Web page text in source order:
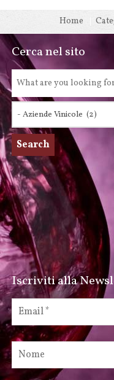
Home
Cerca nel sito
Iscriviti alla